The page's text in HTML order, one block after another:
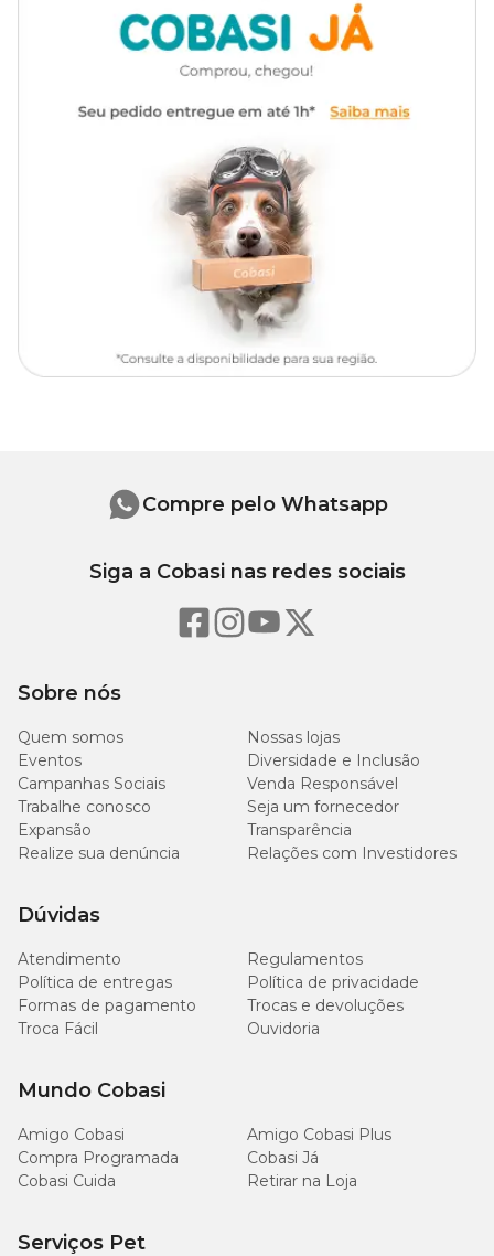
Rende até 3x mais que inseticidas convencionais;
Sem solvente: não deixa cheiro e não meleca o ambiente;
Seguro para uso em ambientes com adultos, crianças,
Alta eficácia contra mosquitos da Dengue, Zika,
Chikungunya, Malária, Febre Amarela, além de moscas,
baratas e formigas;
Produto pronto para uso, com aplicação seca e tecnologia
Agite o frasco antes de usar;
Gire a trava para o modo ON (sentido anti-horário);
Aponte para cima, no centro do ambiente e pulverize por 1
segundo a cada 10m³;
Saia do local e mantenha-o fechado por 30 minutos para
Composição
Transflutrina 0,6% p/p; Excipientes 99,4% p/p.
Rendimento e Dosagem
pulverize por 1 segundo para cada 10m³.
Indicação
Ideal para ambientes residenciais, áreas internas e locais de
circulação de insetos voadores e rasteiros. Proteja sua casa com alta
tecnologia e conforto.
Compra Programada
para receber o produto sempre que
precisar. Cadastre-se no
Programa Amigo Cobasie tenha
acesso a promoções exclusivas. E, se preferir, escolha a opção
retire na Loja
e garanta mais praticidade na sua compra.
Sobre nós
Quem somos
Nossas lojas
Eventos
Diversidade e Inclusão
Campanhas Sociais
Venda Responsável
Trabalhe conosco
Seja um fornecedor
Expansão
Transparência
Realize sua denúncia
Relações com Investidores
Dúvidas
Atendimento
Regulamentos
Política de entregas
Política de privacidade
Formas de pagamento
Trocas e devoluções
Troca Fácil
Ouvidoria
Mundo Cobasi
Amigo Cobasi
Amigo Cobasi Plus
Compra Programada
Cobasi Já
Cobasi Cuida
Retirar na Loja
Serviços Pet
Compre pelo Whatsapp
Siga a Cobasi nas redes sociais